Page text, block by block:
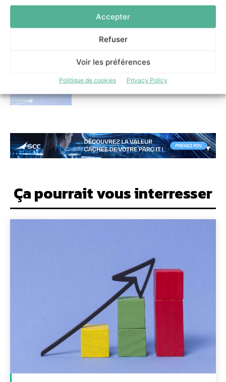
Accepter
Refuser
Voir les préférences
Politique de cookies Privacy Policy
Comment bcom et Label4.ai
comptent lutter contre les
manipulations de contenus IA
Ça pourrait vous interresser